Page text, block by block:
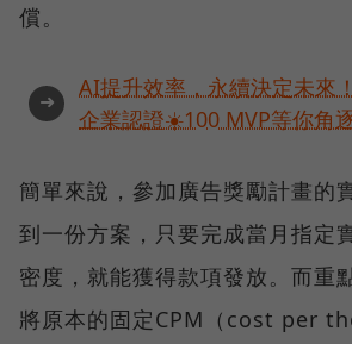
償。
➜
AI提升效率，永續決定未來
企業認證☀️100 MVP等你角
簡單來說，參加廣告獎勵計畫的
到一份方案，只要完成當月指定
密度，就能獲得款項發放。而重
將原本的固定CPM（cost per